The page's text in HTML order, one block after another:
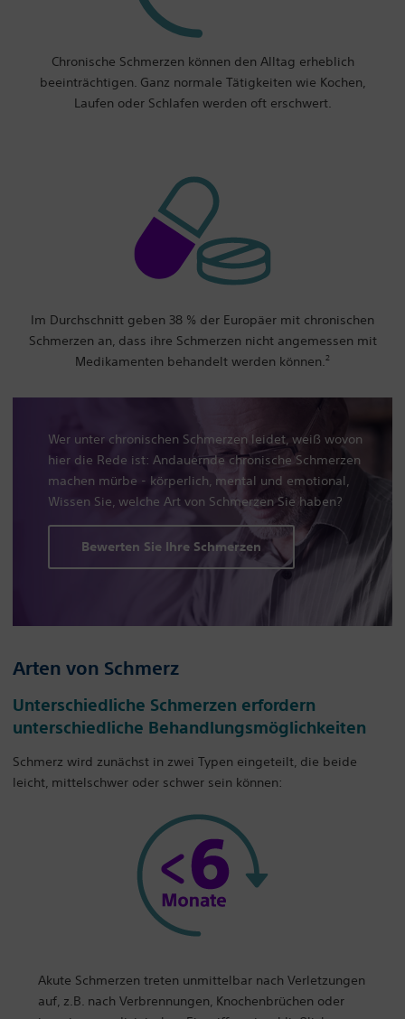
Chronische Schmerzen können den Alltag erheblich
beeinträchtigen. Ganz normale Tätigkeiten wie Kochen,
Laufen oder Schlafen werden oft erschwert.
Im Durchschnitt geben 38 % der Europäer mit chronischen
Schmerzen an, dass ihre Schmerzen nicht angemessen mit
Medikamenten behandelt werden können.2
Wer unter chronischen Schmerzen leidet, weiß wovon
hier die Rede ist: Andauernde chronische Schmerzen
machen mürbe - körperlich, mental und emotional,
Wissen Sie, welche Art von Schmerzen Sie haben?
Bewerten Sie Ihre Schmerzen
Arten von Schmerz
Unterschiedliche Schmerzen erfordern
unterschiedliche Behandlungsmöglichkeiten
Schmerz wird zunächst in zwei Typen eingeteilt, die beide
leicht, mittelschwer oder schwer sein können:
Akute Schmerzen treten unmittelbar nach Verletzungen
auf, z.B. nach Verbrennungen, Knochenbrüchen oder